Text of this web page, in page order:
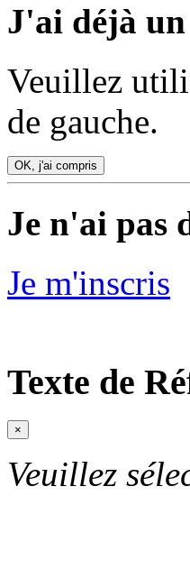
J'ai déjà
Veuillez
de gauche.
OK, j'ai compris
Je n'ai pas
Je m'inscris
Texte de
×
Veuillez